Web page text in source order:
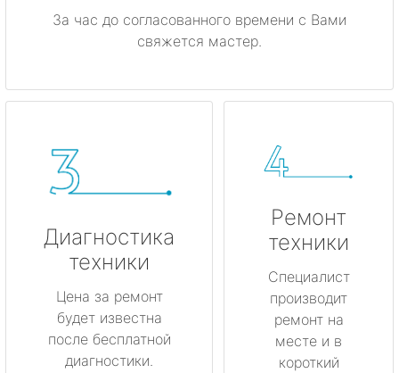
За час до согласованного времени с Вами
свяжется мастер.
Диагностика
техники
Цена за ремонт
будет известна
после бесплатной
диагностики.
Ремонт
техники
Специалист
производит
ремонт на
месте и в
короткий